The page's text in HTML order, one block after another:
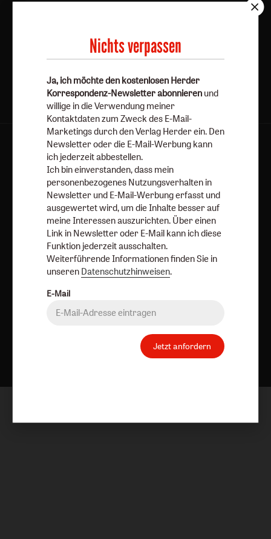
Jetzt anmelden
AGB und Widerrufsbelehrung
Datenschutz
Barrierefreiheit
Impressum
Vertrag widerrufen Abo online kündigen
Nach oben
Nichts verpassen
Ja, ich möchte den kostenlosen Herder
Korrespondenz-Newsletter abonnieren und
willige in die Verwendung meiner
Kontaktdaten zum Zweck des E-Mail-
Marketings durch den Verlag Herder ein. Den
Newsletter oder die E-Mail-Werbung kann
ich jederzeit abbestellen.
Ich bin einverstanden, dass mein
personenbezogenes Nutzungsverhalten in
Newsletter und E-Mail-Werbung erfasst und
ausgewertet wird, um die Inhalte besser auf
meine Interessen auszurichten. Über einen
Link in Newsletter oder E-Mail kann ich diese
Funktion jederzeit ausschalten.
Weiterführende Informationen finden Sie in
unseren Datenschutzhinweisen.
E-Mail
Jetzt anfordern